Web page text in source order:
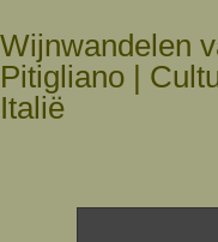
Wijnwandelen
Pitigliano |
Italië